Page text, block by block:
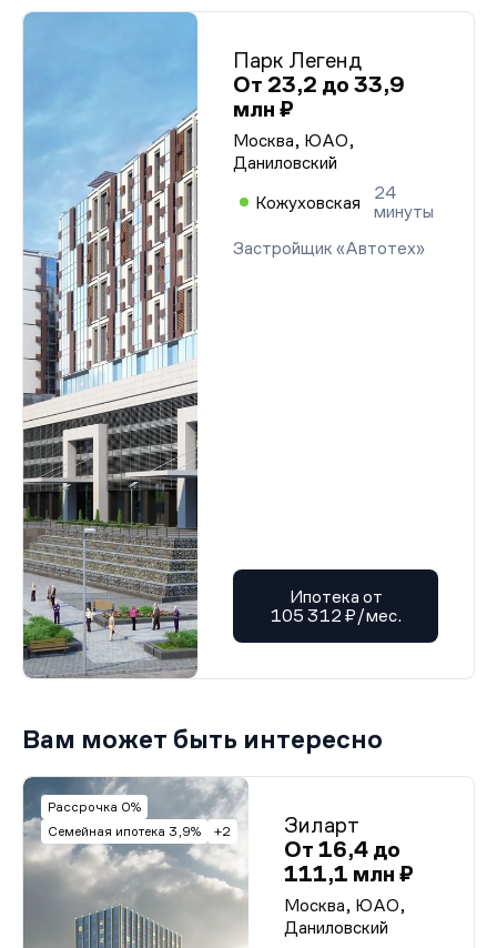
Парк Легенд
От 23,2 до 33,9
млн ₽
Москва, ЮАО,
Даниловский
Кожуховская
24
минуты
Застройщик «Автотех»
Ипотека от
105 312 ₽/мес.
Вам может быть интересно
Рассрочка 0%
Семейная ипотека 3,9%
+2
Зиларт
От 16,4 до
111,1 млн ₽
Москва, ЮАО,
Даниловский